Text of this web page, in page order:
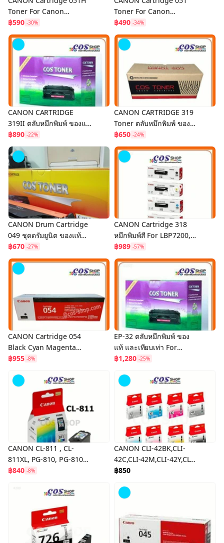
Toner For Canon
LBP160/MF260 Series
ตลับหมึกพิมพ์ ของแท้ และ
เทียบเท่า
฿590 -30%
Toner For Canon
LBP160/MF260 Series
ตลับหมึกพิมพ์ ของแท้ และ
เทียบเท่า
฿490 -34%
CANON CARTRIDGE
319II ตลับหมึกพิมพ์ ของแท้
และเทียบเท่า
฿890 -22%
CANON CARTRIDGE 319
Toner ตลับหมึกพิมพ์ ของ
แท้ และเทียบเท่า
฿650 -24%
CANON Drum Cartridge
049 ชุดดรัมยูนิต ของแท้
และเทียบเท่า For
LBP112/LBP113w/MF112/
MF113w
฿670 -27%
CANON Cartridge 318
หมึกพิมพ์สี For LBP7200,
LBP7600 Series, MF8330,
MF8350 ของแท้ และเทียบ
เท่า
฿989 -57%
CANON Cartridge 054
Black Cyan Magenta
Yellow ตลับหมึกพิมพ์
เท่า
฿955 -8%
EP-32 ตลับหมึกพิมพ์ ของ
แท้ และเทียบเท่า For
CANON
฿1,280 -25%
CANON CL-811 , CL-
811XL, PG-810, PG-810XL
Ink Cartridge ตลับหมึก
฿840 -8%
CANON CLI-42BK,CLI-
42C,CLI-42M,CLI-42Y,CLI-
42PC,CLI-42PM,CLI-
Pixma Pro 100
฿850